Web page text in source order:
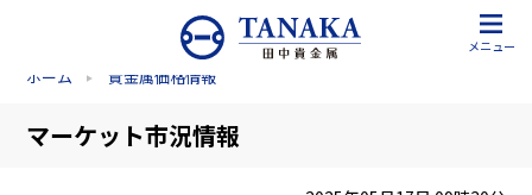
メニュー
ホーム 貴金属価格情報
マーケット市況情報